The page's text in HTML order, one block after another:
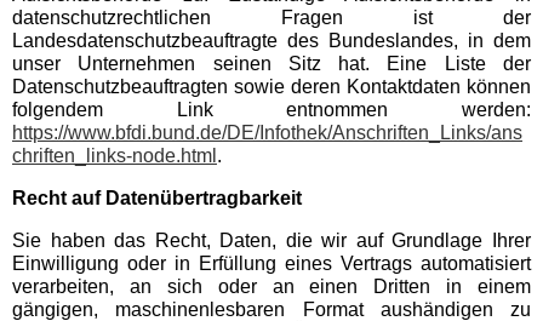
Rheinland-Pfalz
Freizeitparks
Eifelpark
Wild- & Freizeitpark Klotten
Schleswig-Holstein
Freizeitparks
datenschutzrechtlichen Fragen ist der
Landesdatenschutzbeauftragte des Bundeslandes, in dem
unser Unternehmen seinen Sitz hat. Eine Liste der
Datenschutzbeauftragten sowie deren Kontaktdaten können
folgendem Link entnommen werden:
https://www.bfdi.bund.de/DE/Infothek/Anschriften_Links/ans
chriften_links-node.html .
Recht auf Datenübertragbarkeit
Sie haben das Recht, Daten, die wir auf Grundlage Ihrer
Einwilligung oder in Erfüllung eines Vertrags automatisiert
verarbeiten, an sich oder an einen Dritten in einem
gängigen, maschinenlesbaren Format aushändigen zu